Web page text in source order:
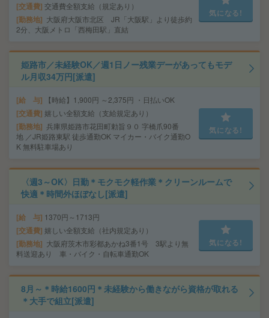
交通費 交通費全額支給（規定あり）
勤務地
大阪府大阪市北区 JR「大阪駅」より徒歩約
2分、大阪メトロ「西梅田駅」直結
気になる!
姫路市／未経験OK／週1日ノー残業デーがあってもモデ
ル月収34万円[派遣]
給 与 【時給】1,900円 ～2,375円 ・日払いOK
交通費 嬉しい全額支給（支給規定あり）
勤務地 兵庫県姫路市花田町勅旨９０ 字橋爪90番
地 ／JR姫路東駅 徒歩通勤OK マイカー・バイク通勤O
K 無料駐車場あり
気になる!
〈週3～OK〉日勤＊モクモク軽作業＊クリーンルームで
快適＊時間外ほぼなし[派遣]
給 与 1370円～1713円
交通費 嬉しい全額支給（社内規定あり）
勤務地
大阪府茨木市彩都あかね3番1号 3駅より無
料送迎あり 車・バイク・自転車通勤OK
気になる!
8月～＊時給1600円＊未経験から働きながら資格が取れる
＊大手で組立[派遣]